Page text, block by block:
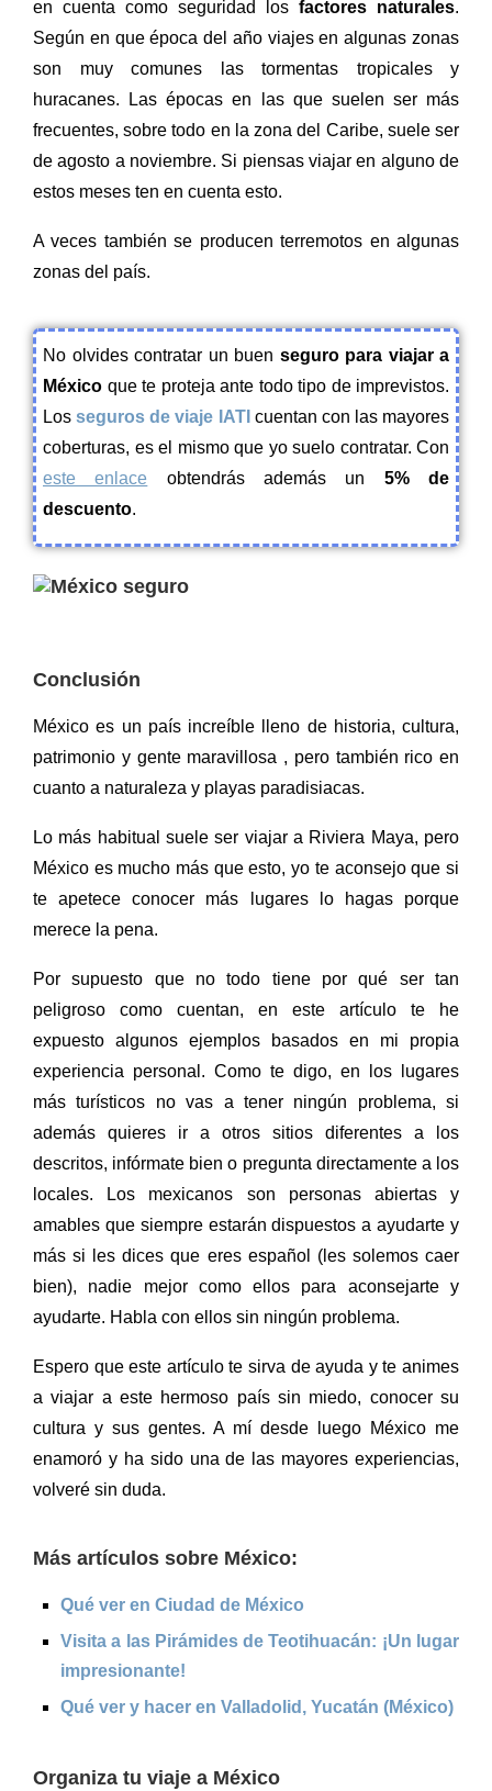
en cuenta como seguridad los factores naturales.
Según en que época del año viajes en algunas zonas
son muy comunes las tormentas tropicales y
huracanes. Las épocas en las que suelen ser más
frecuentes, sobre todo en la zona del Caribe, suele ser
de agosto a noviembre. Si piensas viajar en alguno de
estos meses ten en cuenta esto.
A veces también se producen terremotos en algunas
zonas del país.
No olvides contratar un buen seguro para viajar a
México que te proteja ante todo tipo de imprevistos.
Losseguros de viaje IATI cuentan con las mayores
coberturas, es el mismo que yo suelo contratar. Con
este enlace obtendrás además un 5% de
descuento.
Conclusión
México es un país increíble lleno de historia, cultura,
patrimonio y gente maravillosa , pero también rico en
cuanto a naturaleza y playas paradisiacas.
Lo más habitual suele ser viajar a Riviera Maya, pero
México es mucho más que esto, yo te aconsejo que si
te apetece conocer más lugares lo hagas porque
merece la pena.
Por supuesto que no todo tiene por qué ser tan
peligroso como cuentan, en este artículo te he
expuesto algunos ejemplos basados en mi propia
experiencia personal. Como te digo, en los lugares
más turísticos no vas a tener ningún problema, si
además quieres ir a otros sitios diferentes a los
descritos, infórmate bien o pregunta directamente a los
locales. Los mexicanos son personas abiertas y
amables que siempre estarán dispuestos a ayudarte y
más si les dices que eres español (les solemos caer
bien), nadie mejor como ellos para aconsejarte y
ayudarte. Habla con ellos sin ningún problema.
Espero que este artículo te sirva de ayuda y te animes
a viajar a este hermoso país sin miedo, conocer su
cultura y sus gentes. A mí desde luego México me
enamoró y ha sido una de las mayores experiencias,
volveré sin duda.
Más artículos sobre México:
Qué ver en Ciudad de México
Visita a las Pirámides de Teotihuacán: ¡Un lugar
impresionante!
Qué ver y hacer en Valladolid, Yucatán (México)
Organiza tu viaje a México